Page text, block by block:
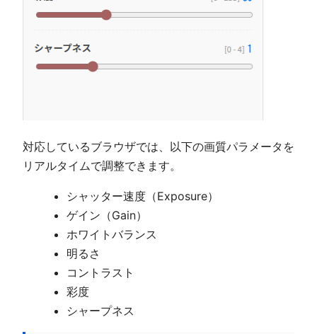
対応しているブラウザでは、以下の画質パラメータを
リアルタイムで調整できます。
シャッター速度（Exposure）
ゲイン（Gain）
ホワイトバランス
明るさ
コントラスト
彩度
シャープネス